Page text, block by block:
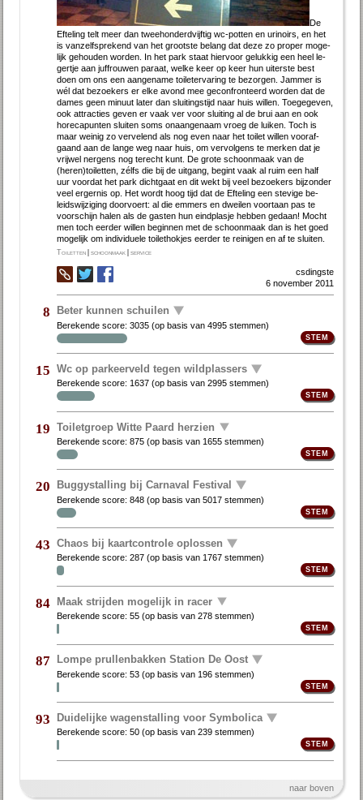
De
Ef­te­ling telt meer dan twee­hon­derd­vijf­tig wc-pot­ten en uri­noirs, en het
is van­zelf­spre­kend van het groot­ste be­lang dat de­ze zo pro­per mo­ge­
lijk ge­hou­den wor­den. In het park staat hier­voor ge­luk­kig een heel le­
ger­tje aan juf­frou­wen pa­raat, wel­ke keer op keer hun ui­ter­ste best
doen om ons een aan­ge­na­me toi­let­er­va­ring te be­zor­gen. Jam­mer is
wél dat be­zoe­kers er el­ke avond mee ge­con­fron­teerd wor­den dat de
da­mes geen mi­nuut la­ter dan slui­tings­tijd naar huis wil­len. Toe­ge­ge­ven,
ook at­trac­ties ge­ven er vaak ver voor slui­ting al de brui aan en ook
ho­re­ca­pun­ten slui­ten soms on­aan­ge­naam vroeg de lui­ken. Toch is
maar wei­nig zo ver­ve­lend als nog even naar het toi­let wil­len voor­af­
gaand aan de lan­ge weg naar huis, om ver­vol­gens te mer­ken dat je
vrij­wel ner­gens nog te­recht kunt. De gro­te schoon­maak van de
(heren)toi­let­ten, zélfs die bij de uit­gang, be­gint vaak al ruim een half
uur voor­dat het park dicht­gaat en dit wekt bij veel be­zoe­kers bij­zon­der
veel er­ger­nis op. Het wordt hoog tijd dat de Ef­te­ling een ste­vi­ge be­
leids­wij­zi­ging door­voert: al die em­mers en dwei­len voort­aan pas te
voor­schijn ha­len als de gas­ten hun eind­plas­je heb­ben ge­daan! Mocht
men toch eerder willen beginnen met de schoonmaak dan is het goed
mogelijk om individuele toilethokjes eerder te reinigen en af te sluiten.
Toiletten |schoonmaak |service
csdingste
6 november 2011
8 Beter kunnen schuilen
Berekende score:3035 (op basis van4995 stemmen)
15 Wc op parkeerveld tegen wildplassers
Berekende score: 1637 (op basis van2995 stemmen)
19 Toiletgroep Witte Paard herzien
Berekende score:875 (op basis van 1655 stemmen)
20 Buggystalling bij Carnaval Festival
Berekende score:848 (op basis van5017 stemmen)
43 Chaos bij kaartcontrole oplossen
Berekende score:287 (op basis van 1767 stemmen)
84 Maak strijden mogelijk in racer
Berekende score:55 (op basis van278 stemmen)
87 Lompe prullenbakken Station De Oost
Berekende score:53 (op basis van 196 stemmen)
93 Duidelijke wagenstalling voor Symbolica
Berekende score:50 (op basis van239 stemmen)
naar boven